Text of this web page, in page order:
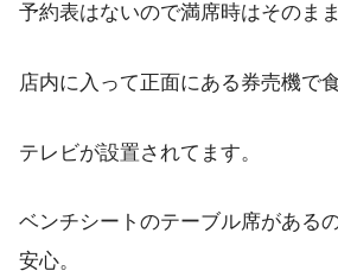
予約表はないので満席時はそのま
店内に入って正面にある券売機で
テレビが設置されてます。
ベンチシートのテーブル席がある
安心。